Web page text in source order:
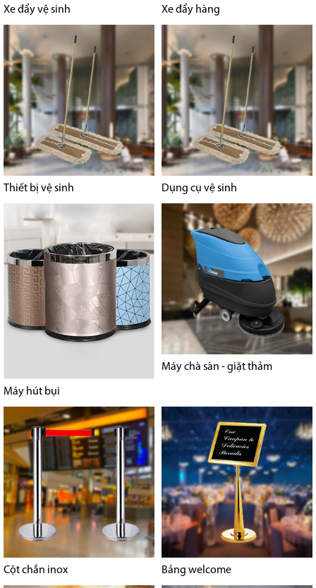
Xe đẩy vệ sinh Xe đẩy hàng
Thiết bị vệ sinh Dụng cụ vệ sinh
Máy hút bụi
Máy chà sàn - giặt thảm
Cột chắn inox Bảng welcome